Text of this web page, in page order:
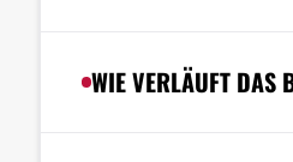
WIE VERLÄUFT DAS